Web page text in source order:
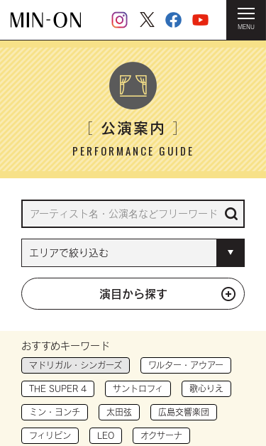
MENU
HOME ＞ 公演案内
［公演案内］
PERFORMANCE GUIDE
演目から探す
おすすめキーワード
マドリガル・シンガーズ ワルター・アウアー
THE SUPER 4 サントロフィ 歌心りえ
ミン・ヨンチ 太田弦 広島交響楽団
フィリピン LEO オクサーナ